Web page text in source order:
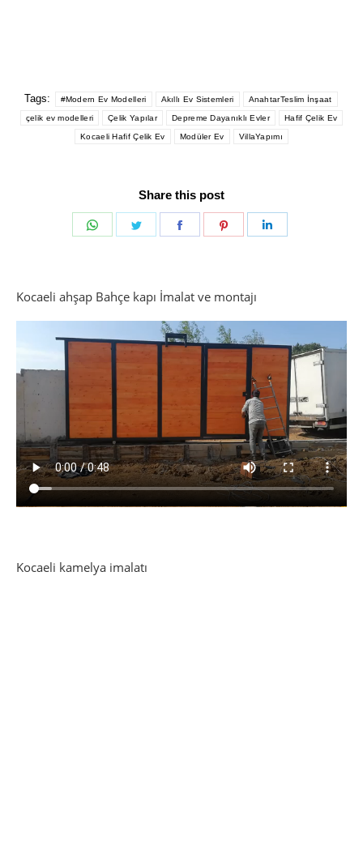
Tags: #Modern Ev Modelleri Akıllı Ev Sistemleri AnahtarTeslim İnşaat
çelik ev modelleri Çelik Yapılar Depreme Dayanıklı Evler Hafif Çelik Ev
Kocaeli Hafif Çelik Ev Modüler Ev VillaYapımı
Share this post
Share
Share
Share
Share
Kocaeli ahşap Bahçe kapı İmalat ve montajı
Kocaeli kamelya imalatı